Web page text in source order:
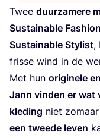
Twee duur­za­me­re
Sustai­na­ble
Sustai­na­ble Sty­list,
fris­se wind in de
Met hun ori­gi­ne­le
Jann vin­den er wat
kle­ding niet
een twee­de leven